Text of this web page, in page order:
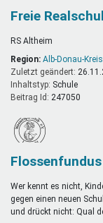
Freie
RS Altheim
Region: Alb-Donau-Kreis
Zuletzt geändert:
Inhaltstyp:
schule
Beitrag Id: 247050
Wer kennt es nicht,
gegen einen neuen
und drückt nicht: Qual